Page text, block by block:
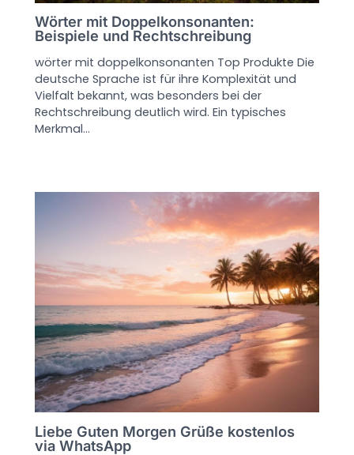
Wörter mit Doppelkonsonanten:
Beispiele und Rechtschreibung
wörter mit doppelkonsonanten Top Produkte Die
deutsche Sprache ist für ihre Komplexität und
Vielfalt bekannt, was besonders bei der
Rechtschreibung deutlich wird. Ein typisches
Merkmal…
Liebe Guten Morgen Grüße kostenlos
via WhatsApp